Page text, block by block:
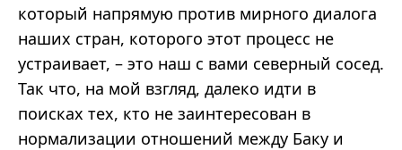
который напрямую против мирного диалога
наших стран, которого этот процесс не
устраивает, – это наш с вами северный сосед.
Так что, на мой взгляд, далеко идти в
поисках тех, кто не заинтересован в
нормализации отношений между Баку и